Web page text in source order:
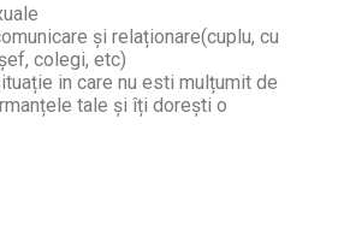
și relaționare(cuplu, cu
colegi, etc)
in care nu esti mulțumit de
tale și îți dorești o